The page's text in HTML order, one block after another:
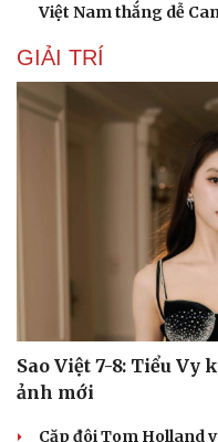
Việt Nam thắng dễ
GIẢI TRÍ
Sao Việt 7-8: Tiểu
ảnh mới
Cặp đôi Tom Holland